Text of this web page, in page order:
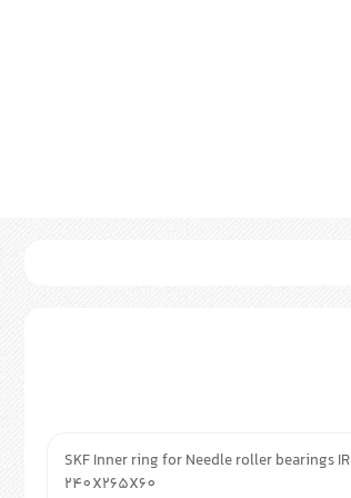
SKF Inner ring for Needle roller bearings IR
240X265X60